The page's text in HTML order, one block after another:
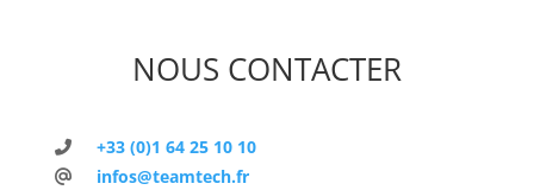
NOUS CONTACTER
+33 (0)1 64 25 10 10
infos@teamtech.fr